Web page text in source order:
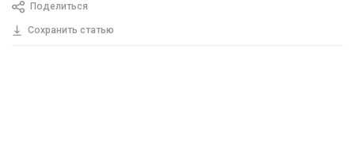
Поделиться
Сохранить статью